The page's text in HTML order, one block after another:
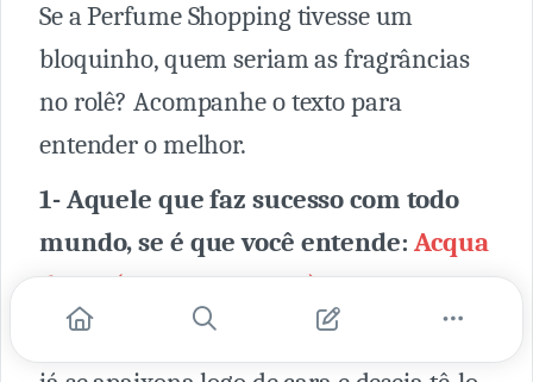
Se a Perfume Shopping tivesse um
bloquinho, quem seriam as fragrâncias
no rolê? Acompanhe o texto para
entender o melhor.
1- Aquele que faz sucesso com todo
mundo, se é que você entende: Acqua
di Gio (Giorgio Armani)
Não há quem não goste. Quem conhece